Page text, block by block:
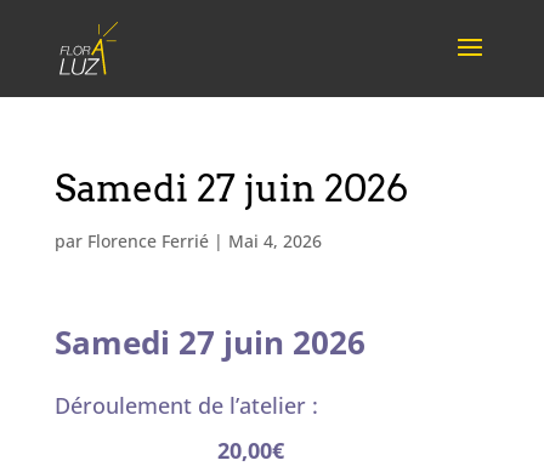
Samedi 27 juin 2026
par Florence Ferrié| Mai 4, 2026
Samedi 27 juin 2026
Déroulement de l’atelier :
20,00€